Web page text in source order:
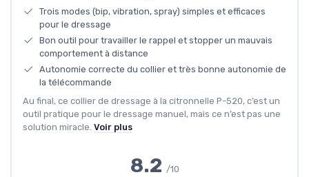
Trois modes (bip, vibration, spray) simples et efficaces
pour le dressage
Bon outil pour travailler le rappel et stopper un mauvais
comportement à distance
Autonomie correcte du collier et très bonne autonomie de
la télécommande
Au final, ce collier de dressage à la citronnelle P-520, c’est un
outil pratique pour le dressage manuel, mais ce n’est pas une
solution miracle. Voir plus
8.2 /10